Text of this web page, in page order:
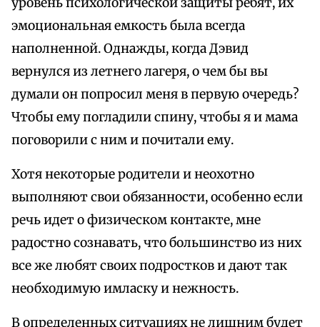
эмоциональная емкость была всегда
наполненной. Однажды, когда Дэвид
вернулся из летнего лагеря, о чем бы вы
думали он попросил меня в первую очередь?
Чтобы ему погладили спину, чтобы я и мама
поговорили с ним и почитали ему.
Хотя некоторые родители и неохотно
выполняют свои обязанности, особенно если
речь идет о физическом контакте, мне
радостно сознавать, что большинство из них
все же любят своих подростков и дают так
необходимую имласку и нежность.
В определенных ситуациях не лишним будет